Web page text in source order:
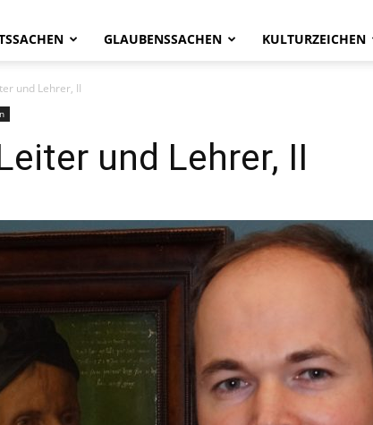
GLAUBENSSACHEN KULTURZEICHEN
und Lehrer, II
und Lehrer, II